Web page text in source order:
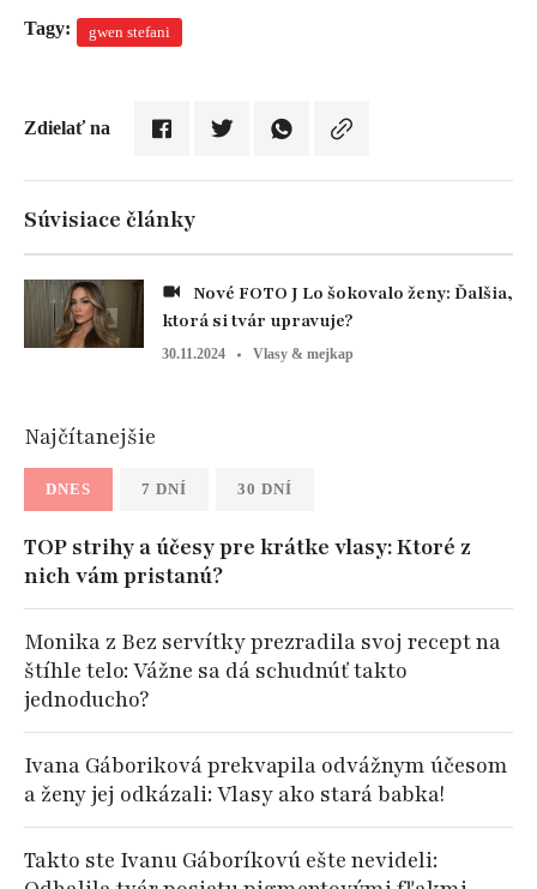
Tagy: gwen stefani
Zdielať na
Súvisiace články
ktorá si tvár upravuje?
30.11.2024 Vlasy & mejkap
Najčítanejšie
DNES 7 DNÍ 30 DNÍ
TOP strihy a účesy pre krátke vlasy: Ktoré z
nich vám pristanú?
Monika z Bez servítky prezradila svoj recept na
štíhle telo: Vážne sa dá schudnúť takto
jednoducho?
Ivana Gáboriková prekvapila odvážnym účesom
a ženy jej odkázali: Vlasy ako stará babka!
Takto ste Ivanu Gáboríkovú ešte nevideli: